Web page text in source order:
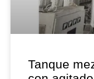
Tanque